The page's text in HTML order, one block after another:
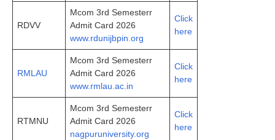
RDVV
Mcom 3rd Semesterr
Admit Card 2026
www.rdunijbpin.org
Click
here
RMLAU
Mcom 3rd Semesterr
Admit Card 2026
www.rmlau.ac.in
Click
here
RTMNU
Mcom 3rd Semesterr
Admit Card 2026
nagpuruniversity.org
Click
here